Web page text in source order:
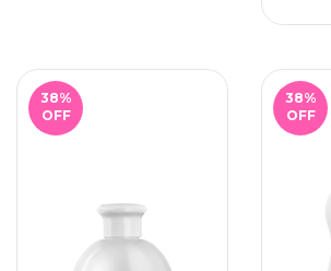
38%
OFF
38%
OFF